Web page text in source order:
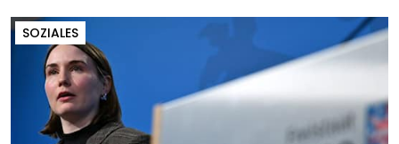
SOZIALES